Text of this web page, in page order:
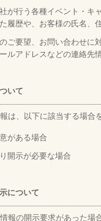
が行う各種イベント・キ
履歴や、お客様の氏名、
ご要望、お問い合わせに
ルアドレスなどの連絡先
いて
は、以下に該当する場合
がある場合
開示が必要な場合
について
報の開示要求があった場